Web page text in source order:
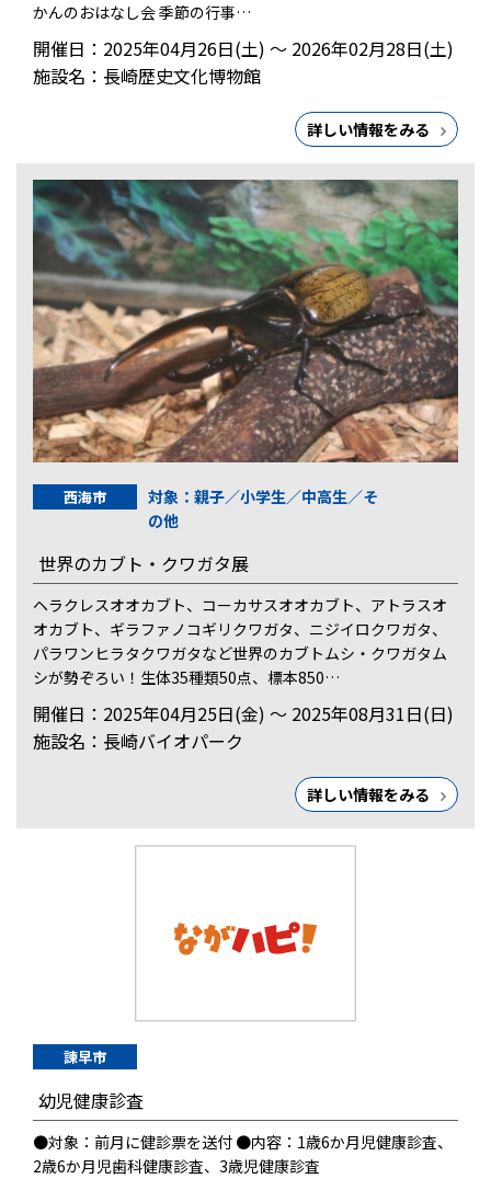
かんのおはなし会 季節の行事…
開催日：2025年04月26日(土) ～ 2026年02月28日(土)
施設名：長崎歴史文化博物館
詳しい情報をみる
西海市
対象：親子／小学生／中高生／そ
の他
世界のカブト・クワガタ展
ヘラクレスオオカブト、コーカサスオオカブト、アトラスオ
オカブト、ギラファノコギリクワガタ、ニジイロクワガタ、
パラワンヒラタクワガタなど世界のカブトムシ・クワガタム
シが勢ぞろい！生体35種類50点、標本850…
開催日：2025年04月25日(金) ～ 2025年08月31日(日)
施設名：長崎バイオパーク
詳しい情報をみる
諫早市
幼児健康診査
●対象：前月に健診票を送付 ●内容：1歳6か月児健康診査、
2歳6か月児歯科健康診査、3歳児健康診査